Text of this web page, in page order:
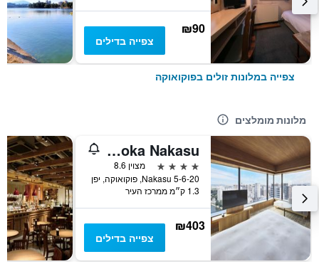
₪90
צפייה בדילים
צפייה במלונות זולים בפוקואוקה
מלונות מומלצים
The Royal Park Canvas Fukuoka Nakasu
4 כוכבים
מצוין 8.6
5-6-20 Nakasu, פוקואוקה, יפן
1.3 ק״מ ממרכז העיר
₪403
צפייה בדילים